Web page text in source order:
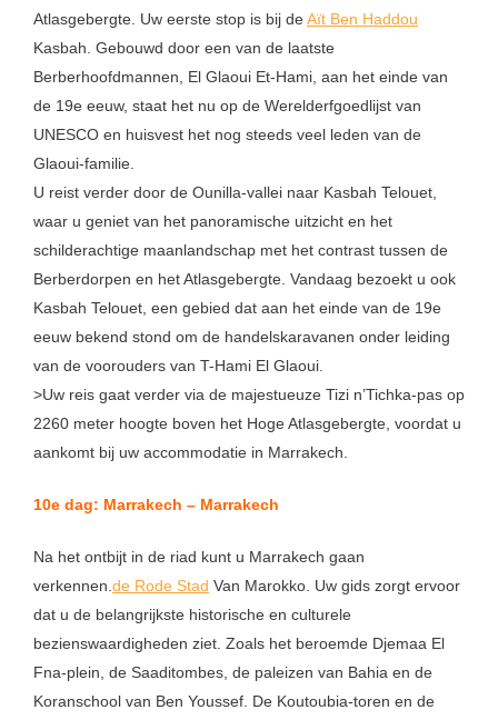
Atlasgebergte. Uw eerste stop is bij deAït Ben Haddou
Kasbah. Gebouwd door een van de laatste
Berberhoofdmannen, El Glaoui Et-Hami, aan het einde van
de 19e eeuw, staat het nu op de Werelderfgoedlijst van
UNESCO en huisvest het nog steeds veel leden van de
Glaoui-familie.
U reist verder door de Ounilla-vallei naar Kasbah Telouet,
waar u geniet van het panoramische uitzicht en het
schilderachtige maanlandschap met het contrast tussen de
Berberdorpen en het Atlasgebergte. Vandaag bezoekt u ook
Kasbah Telouet, een gebied dat aan het einde van de 19e
eeuw bekend stond om de handelskaravanen onder leiding
van de voorouders van T-Hami El Glaoui.
>Uw reis gaat verder via de majestueuze Tizi n’Tichka-pas op
2260 meter hoogte boven het Hoge Atlasgebergte, voordat u
aankomt bij uw accommodatie in Marrakech.
10e dag: Marrakech – Marrakech
Na het ontbijt in de riad kunt u Marrakech gaan
verkennen. de Rode Stad Van Marokko. Uw gids zorgt ervoor
dat u de belangrijkste historische en culturele
bezienswaardigheden ziet. Zoals het beroemde Djemaa El
Fna-plein, de Saaditombes, de paleizen van Bahia en de
Koranschool van Ben Youssef. De Koutoubia-toren en de